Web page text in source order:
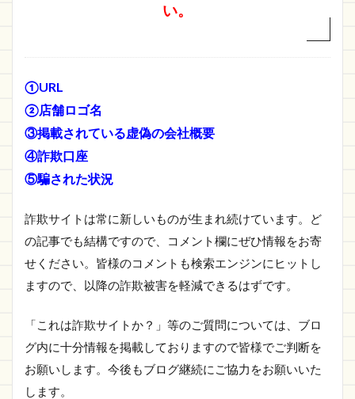
い。
①URL
②店舗ロゴ名
③掲載されている虚偽の会社概要
④詐欺口座
⑤騙された状況
詐欺サイトは常に新しいものが生まれ続けています。ど
の記事でも結構ですので、コメント欄にぜひ情報をお寄
せください。皆様のコメントも検索エンジンにヒットし
ますので、以降の詐欺被害を軽減できるはずです。
「これは詐欺サイトか？」等のご質問については、ブロ
グ内に十分情報を掲載しておりますので皆様でご判断を
お願いします。今後もブログ継続にご協力をお願いいた
します。